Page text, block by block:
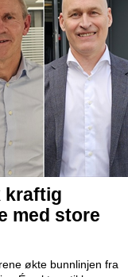
kraftig
med store
økte bunnlinjen fra